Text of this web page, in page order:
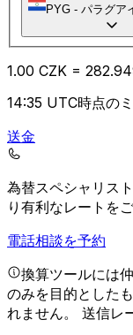
PYG - パラグア
1.00 CZK = 282.94
14:35 UTC時点の
送金
為替スペシャリス
り有利なレートを
電話相談を予約
換算ツールには
のみを目的とした
れません。 送信レ